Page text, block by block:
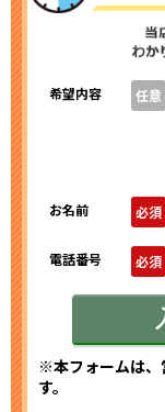
希望内容 任意
お名前 必須
電話番号 必須
※本フォームは、
す。